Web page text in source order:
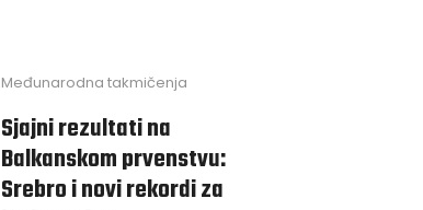
Međunarodna takmičenja
Sjajni rezultati na
Balkanskom prvenstvu:
Srebro i novi rekordi za